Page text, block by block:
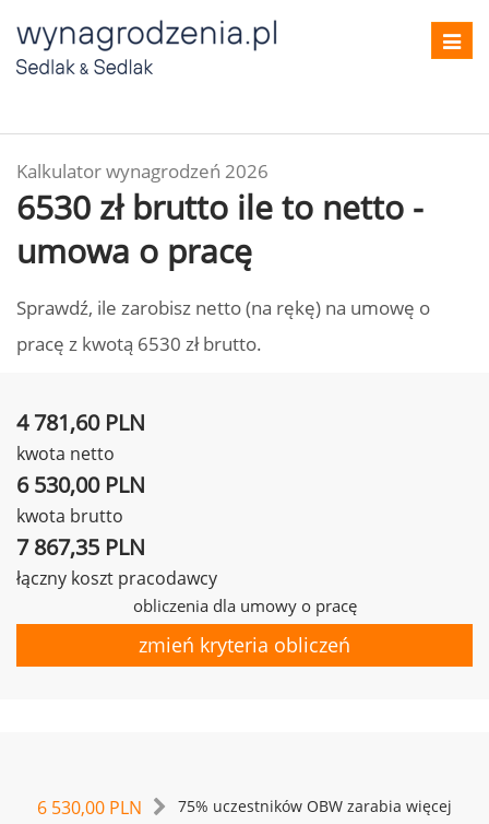
Kalkulator wynagrodzeń 2026
6530 zł brutto ile to netto -
umowa o pracę
Sprawdź, ile zarobisz netto (na rękę) na umowę o
pracę z kwotą 6530 zł brutto.
4 781,60 PLN
kwota netto
6 530,00 PLN
kwota brutto
7 867,35 PLN
łączny koszt pracodawcy
obliczenia dla umowy o pracę
zmień kryteria obliczeń
6 530,00 PLN 75% uczestników OBW zarabia więcej